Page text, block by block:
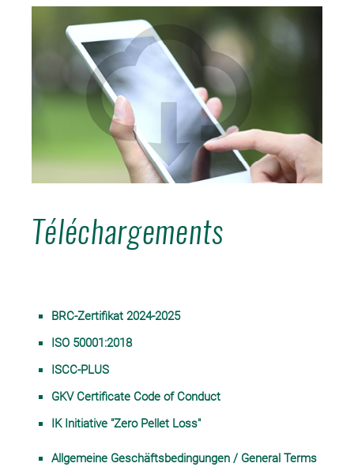
Téléchargements
BRC-Zertifikat 2024-2025
ISO 50001:2018
ISCC-PLUS
GKV Certificate Code of Conduct
IK Initiative "Zero Pellet Loss"
Allgemeine Geschäftsbedingungen / General Terms